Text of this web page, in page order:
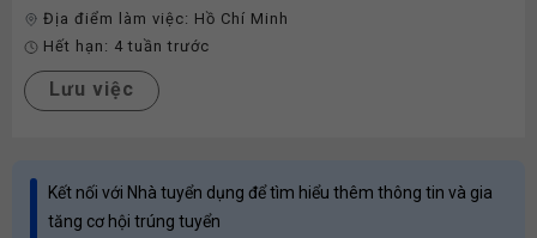
Địa điểm làm việc: Hồ Chí Minh
Hết hạn: 4 tuần trước
Lưu việc
Kết nối với Nhà tuyển dụng để tìm hiểu thêm thông tin và gia
tăng cơ hội trúng tuyển